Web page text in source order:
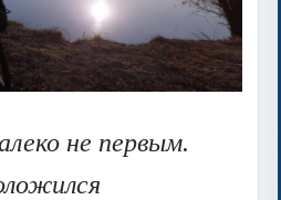
не первым.